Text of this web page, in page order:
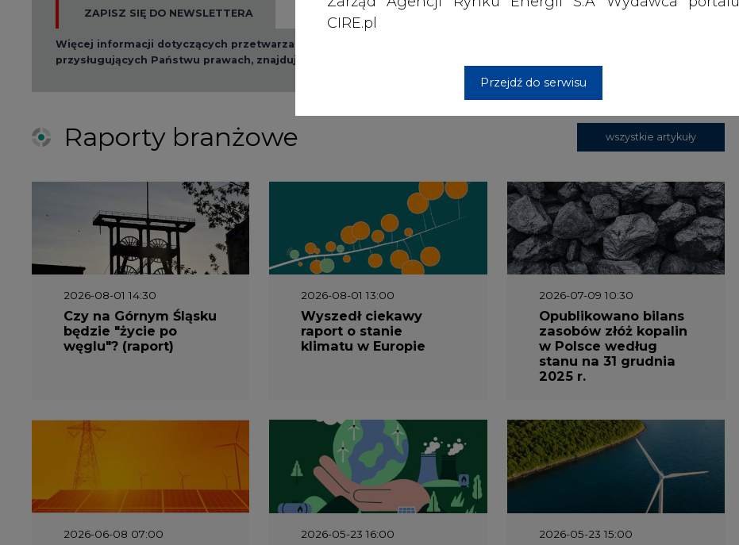
CIRE.pl
Przejdź do serwisu
ZAPISZ SIĘ DO NEWSLETTERA
Więcej informacji dotyczących przetwarzania przez nas Państwa danych osobowych, w tym informacje o
przysługujących Państwu prawach, znajduje się w
Raporty branżowe wszystkie artykuły
2026-08-01 14:30
Czy na Górnym Śląsku
będzie "życie po
węglu"? (raport)
2026-08-01 13:00
Wyszedł ciekawy
raport o stanie
klimatu w Europie
2026-07-09 10:30
Opublikowano bilans
zasobów złóż kopalin
w Polsce według
stanu na 31 grudnia
2025 r.
2026-06-08 07:00 2026-05-23 16:00 2026-05-23 15:00